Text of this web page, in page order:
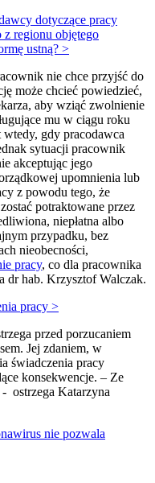
dotyczące pracy
z regionu objętego
ustną? >
nie chce przyjść do
może chcieć powiedzieć,
aby wziąć zwolnienie
mu w ciągu roku
gdy pracodawca
sytuacji pracownik
akceptując jego
upomnienia lub
z powodu tego, że
potraktowane przez
niepłatna albo
przypadku, bez
nieobecności,
pracy, co dla pracownika
dr hab. Krzysztof Walczak.
pracy >
przed porzucaniem
Jej zdaniem, w
świadczenia pracy
konsekwencje. – Ze
ostrzega Katarzyna
nie pozwala